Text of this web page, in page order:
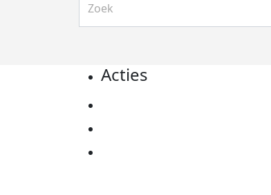
Acties